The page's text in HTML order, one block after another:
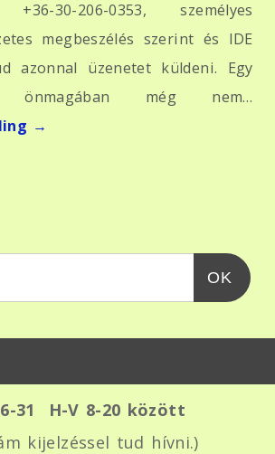
+36-30-206-0353, személyes
megbeszélés szerint és IDE
azonnal üzenetet küldeni. Egy
önmagában még nem…
→
OK
31
H-V 8-20 között
kijelzéssel tud hívni.)